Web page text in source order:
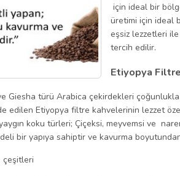
için ideal bir
üretimi için ideal
eşsiz lezzetleri
tercih edilir.
Etiyopya
Giesha türü Arabica çekirdekleri
edilen Etiyopya filtre kahvelerinin lezzet
koku türleri; Çiçeksi, meyvemsi ve
bir yapıya sahiptir ve kavurma
çeşitleri